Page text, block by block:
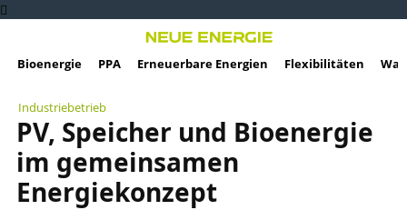
Bioenergie PPA Erneuerbare Energien Flexibilitäten
Industriebetrieb
PV, Speicher und Bioenergie
im gemeinsamen
Energiekonzept